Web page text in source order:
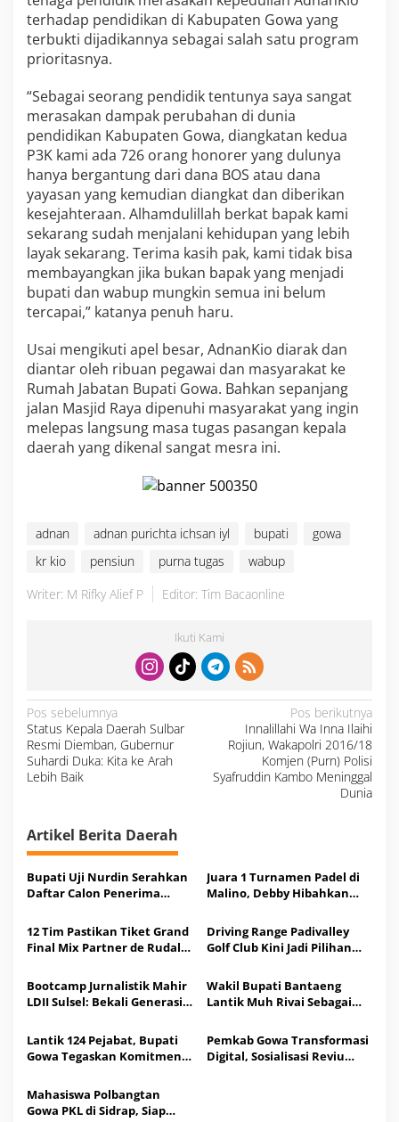
terhadap pendidikan di Kabupaten Gowa yang
terbukti dijadikannya sebagai salah satu program
prioritasnya.
“Sebagai seorang pendidik tentunya saya sangat
merasakan dampak perubahan di dunia
pendidikan Kabupaten Gowa, diangkatan kedua
P3K kami ada 726 orang honorer yang dulunya
hanya bergantung dari dana BOS atau dana
yayasan yang kemudian diangkat dan diberikan
kesejahteraan. Alhamdulillah berkat bapak kami
sekarang sudah menjalani kehidupan yang lebih
layak sekarang. Terima kasih pak, kami tidak bisa
membayangkan jika bukan bapak yang menjadi
bupati dan wabup mungkin semua ini belum
tercapai,” katanya penuh haru.
Usai mengikuti apel besar, AdnanKio diarak dan
diantar oleh ribuan pegawai dan masyarakat ke
Rumah Jabatan Bupati Gowa. Bahkan sepanjang
jalan Masjid Raya dipenuhi masyarakat yang ingin
melepas langsung masa tugas pasangan kepala
daerah yang dikenal sangat mesra ini.
adnan adnan purichta ichsan iyl bupati
gowa
kr kio
pensiun purna tugas
wabup
Writer: M Rifky Alief P
Editor: Tim Bacaonline
Ikuti Kami
N
a
v
i
g
a
s
i
Pos sebelumnya
Status Kepala Daerah Sulbar
Resmi Diemban, Gubernur
Suhardi Duka: Kita ke Arah
Lebih Baik
Pos berikutnya
Innalillahi Wa Inna Ilaihi
Rojiun, Wakapolri 2016/18
Komjen (Purn) Polisi
Syafruddin Kambo Meninggal
Dunia
Artikel Berita Daerah
Bupati Uji Nurdin Serahkan
Daftar Calon Penerima
Penasehat DWP ESDM RI
Juara 1 Turnamen Padel di
Malino, Debby Hibahkan
Tandem
12 Tim Pastikan Tiket Grand
Final Mix Partner de Rudal
Driving Range Padivalley
Golf Club Kini Jadi Pilihan
Terpendam
Bootcamp Jurnalistik Mahir
LDII Sulsel: Bekali Generasi
Hoaks
Wakil Bupati Bantaeng
Lantik Muh Rivai Sebagai
Lantik 124 Pejabat, Bupati
Gowa Tegaskan Komitmen
Pemkab Gowa Transformasi
Digital, Sosialisasi Reviu
Mahasiswa Polbangtan
Gowa PKL di Sidrap, Siap